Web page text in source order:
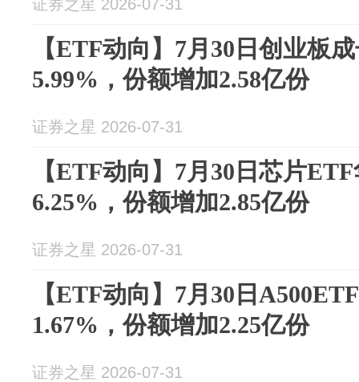
证券之星 2026-07-31
【ETF动向】7月30日创业板
5.99%，份额增加2.58亿份
证券之星 2026-07-31
【ETF动向】7月30日芯片
6.25%，份额增加2.85亿份
证券之星 2026-07-31
【ETF动向】7月30日
1.67%，份额增加2.25亿份
证券之星 2026-07-31